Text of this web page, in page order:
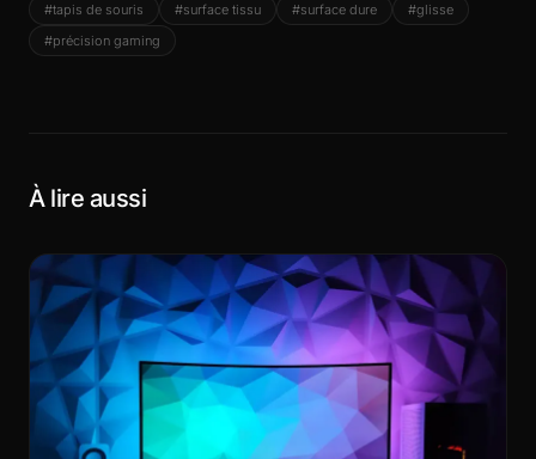
#tapis de souris #surface tissu #surface dure
#glisse
#précision gaming
À lire aussi